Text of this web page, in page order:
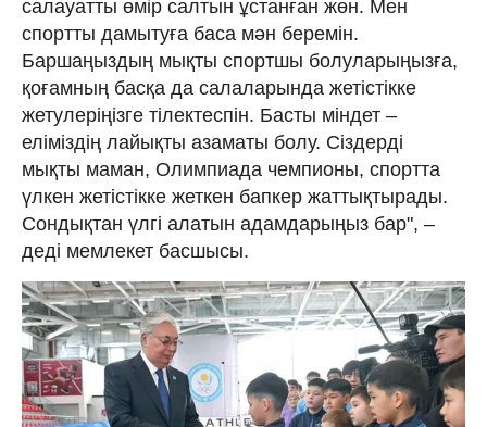
салауатты өмір салтын ұстанған жөн. Мен
спортты дамытуға баса мән беремін.
Баршаңыздың мықты спортшы болуларыңызға,
қоғамның басқа да салаларында жетістікке
жетулеріңізге тілектеспін. Басты міндет –
еліміздің лайықты азаматы болу. Сіздерді
мықты маман, Олимпиада чемпионы, спортта
үлкен жетістікке жеткен бапкер жаттықтырады.
Сондықтан үлгі алатын адамдарыңыз бар", –
деді мемлекет басшысы.